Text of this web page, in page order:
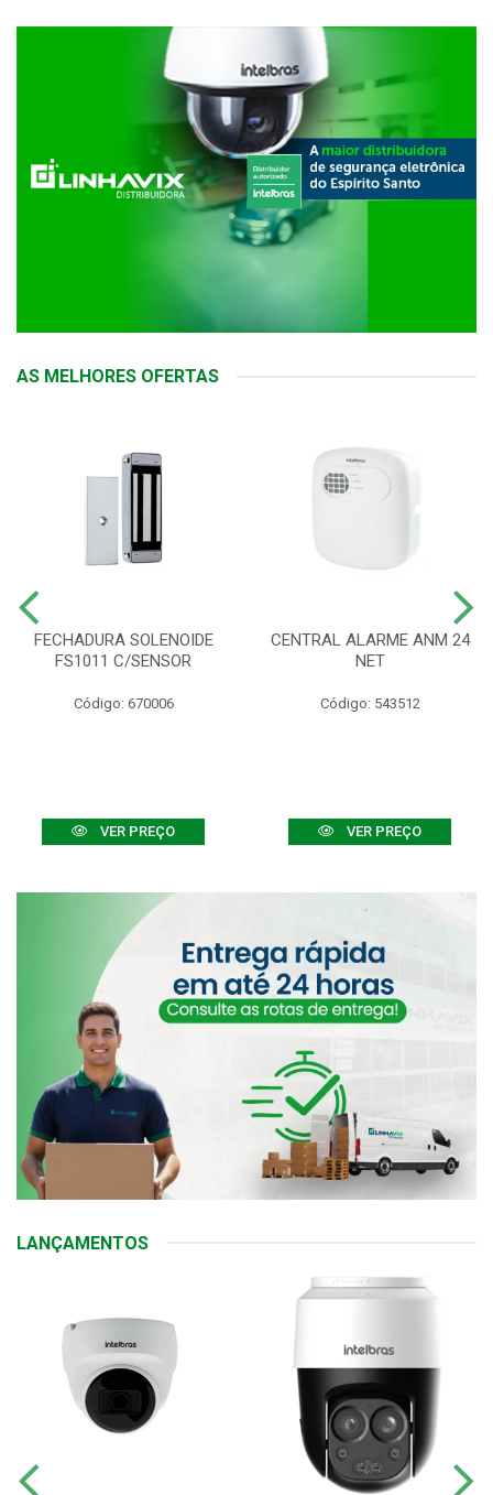
AS MELHORES OFERTAS
FECHADURA SOLENOIDE
FS1011 C/SENSOR
Código: 670006
VER PREÇO
CENTRAL ALARME ANM 24
NET
Código: 543512
VER PREÇO
LANÇAMENTOS